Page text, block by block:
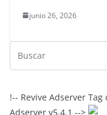
junio 26, 2026
!-- Revive Adserver
Adserver v5.4.1 -->